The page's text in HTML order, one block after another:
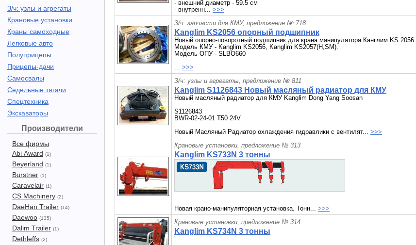
З/ч: узлы и агрегаты
Крановые установки
Краны самоходные
Легковые авто
Полуприцепы
Прицепы-дачи
Самосвалы
Седельные тягачи
Спецтехника
Экскаваторы
Производители
Все фирмы
Abi Award (1)
Beyerland (1)
Burstner (1)
Caravelair (1)
CS Machinery (2)
DaeHan Trailer (14)
Daewoo (135)
Dalim Trailer (1)
Dethleffs (2)
- внешний диаметр - 59.5 см
- внутренн... >>>
З/ч: запчасти для КМУ, предложение № 718
Kanglim KS2056 опорный подшипник
Новый опорно-поворотный подшипник для крана манипулятора Канглим KS 2056.
Модель КМУ - Kanglim KS2056, Kanglim KS2057(H,SM).
Модель ОПУ - SLBO660
... >>>
З/ч: узлы и агрегаты, предложение № 811
Kanglim S1126843 Новый масляный радиатор для КМУ
Новый масляный радиатор для КМУ Kanglim Dong Yang Soosan
S1126843
BWR-02-24-01 T50 24V
Новый Масляный Радиатор охлаждения гидравлики с вентилят... >>>
Крановые установки, предложение № 313
Kanglim KS733N 3 тонны
Новая крано-манипуляторная установка. Тонн... >>>
Крановые установки, предложение № 314
Kanglim KS734N 3 тонны